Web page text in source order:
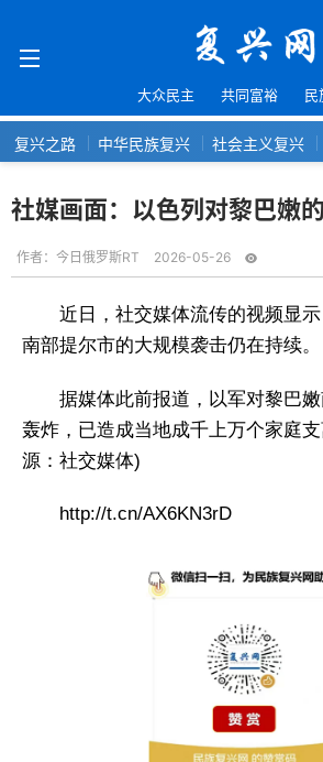
大众民主 共同富裕 民
复兴之路 中华民族复兴 社会主义复兴
社媒画面：以色列对黎巴嫩
作者： 今日俄罗斯RT 2026-05-26
近日，社交媒体流传的视频显
南部提尔市的大规模袭击仍在持续。
据媒体此前报道，以军对黎巴
轰炸，已造成当地成千上万个家庭
源：社交媒体)
http://t.cn/AX6KN3rD ​​​